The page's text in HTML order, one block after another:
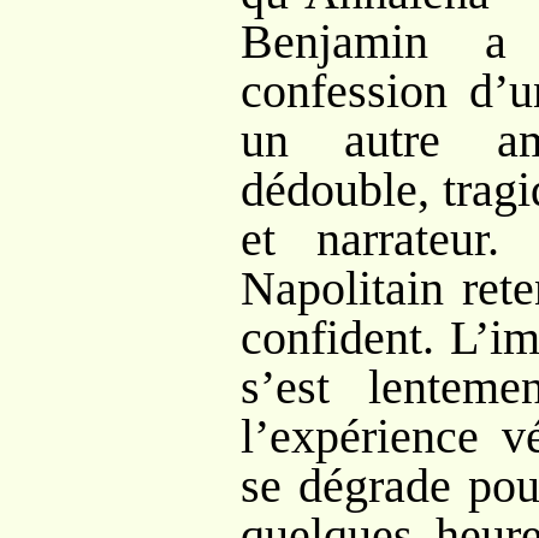
Benjamin
confession
un autre
dédouble,
et narrateur.
Napolitain
confident.
s’est
l’expérience
se dégrade